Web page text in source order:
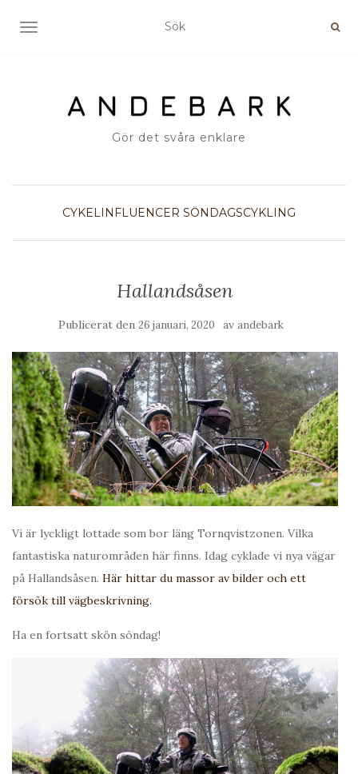
SLÅ PÅ/AV NAVIGERING
Gör det svåra enklare
CYKELINFLUENCER SÖNDAGSCYKLING
Hallandsåsen
Publicerat den 26 januari, 2020 av andebark
Vi är lyckligt lottade som bor läng Tornqvistzonen. Vilka
fantastiska naturområden här finns. Idag cyklade vi nya vägar
på Hallandsåsen. Här hittar du massor av bilder och ett
försök till vägbeskrivning.
Ha en fortsatt skön söndag!